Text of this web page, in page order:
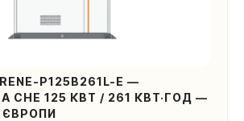
P125B261L-E —
СНЕ 125 КВТ / 261 КВТ·ГОД —
ЄВРОПИ